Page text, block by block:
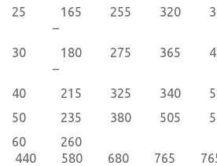
25 165 255 320
–
30 180 275 365
–
40 215 325 340
50 235 380 505
60 260
440 580 680 765